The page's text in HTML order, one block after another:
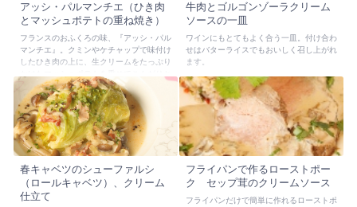
アッシ・パルマンチエ（ひき肉
とマッシュポテトの重ね焼き）
フランスのおふくろの味、『アッシ・パル
マンチエ』。クミンやケチャップで味付け
したひき肉の上に、生クリームをたっぷり
焼き上げます。クリーミーなマッシュポテ
トとひき肉が絡まってたまらない美味しさ
です。
牛肉とゴルゴンゾーラクリーム
ソースの一皿
ワインにもとてもよく合う一皿。付け合わ
せはバターライスでもおいしく召し上がれ
ます。
春キャベツのシューファルシ
（ロールキャベツ）、クリーム
仕立て
フライパンで作るローストポー
ク セップ茸のクリームソース
フライパンだけで簡単に作れるローストポ